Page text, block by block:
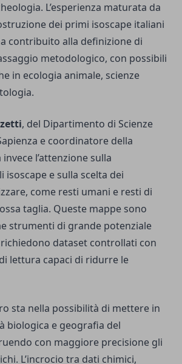
L’esperienza maturata da
dei primi isoscape italiani
contribuito alla definizione di
metodologico, con possibili
in ecologia animale, scienze
, del Dipartimento di Scienze
e coordinatore della
l’attenzione sulla
isoscape e sulla scelta dei
come resti umani e resti di
taglia. Queste mappe sono
strumenti di grande potenziale
dataset controllati con
lettura capaci di ridurre le
sta nella possibilità di mettere in
biologica e geografia del
con maggiore precisione gli
L’incrocio tra dati chimici,